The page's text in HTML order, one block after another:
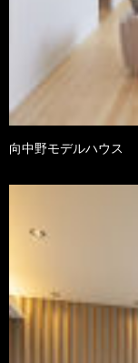
向中野モデルハウス